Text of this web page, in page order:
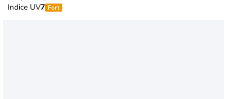
Indice UV7 Fort